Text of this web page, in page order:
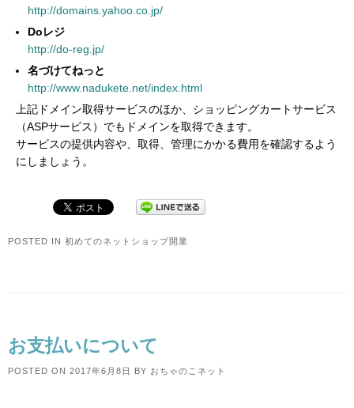
http://domains.yahoo.co.jp/
Doレジ
http://do-reg.jp/
名づけてねっと
http://www.nadukete.net/index.html
上記ドメイン取得サービスのほか、ショッピングカートサービス
（ASPサービス）でもドメインを取得できます。
サービスの提供内容や、取得、管理にかかる費用を確認するよう
にしましょう。
POSTED IN 初めてのネットショップ開業
お支払いについて
POSTED ON 2017年6月8日 BY おちゃのこネット